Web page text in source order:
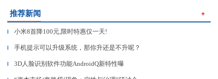
推荐新闻 ＋
▎ 小米8首降100元,限时特惠仅一天!
▎ 手机提示可以升级系统，那你升还是不升呢？
▎ 3D人脸识别软件功能AndroidQ新特性曝